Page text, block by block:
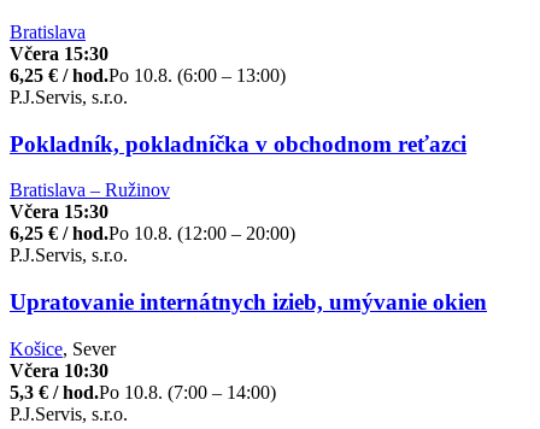
Bratislava
Včera 15:30
6,25 € / hod.Po 10.8. (6:00 – 13:00)
P.J.Servis, s.r.o.
Pokladník, pokladníčka v obchodnom reťazci
Bratislava – Ružinov
Včera 15:30
6,25 € / hod.Po 10.8. (12:00 – 20:00)
P.J.Servis, s.r.o.
Upratovanie internátnych izieb, umývanie okien
Košice, Sever
Včera 10:30
5,3 € / hod.Po 10.8. (7:00 – 14:00)
P.J.Servis, s.r.o.